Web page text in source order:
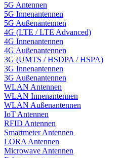
5G Antennen
5G Innenantennen
5G Außenantennen
4G (LTE / LTE Advanced)
4G Innenantennen
4G Außenantennen
3G (UMTS / HSDPA / HSPA)
3G Innenantennen
3G Außenantennen
WLAN Antennen
WLAN Innenantennen
WLAN Außenantennen
IoT Antennen
RFID Antennen
Smartmeter Antennen
LORA Antennen
Microwave Antennen